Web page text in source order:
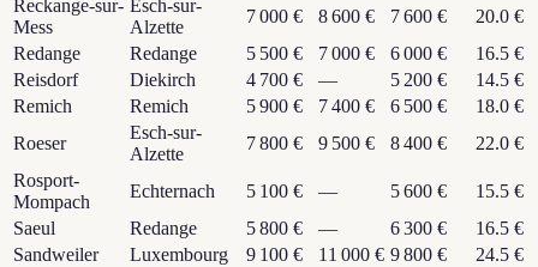
Reckange-sur-
Mess
Esch-sur-
Alzette
7 000 € 8 600 € 7 600 €
20.0 €
Redange
Redange 5 500 € 7 000 € 6 000 €
16.5 €
Reisdorf
Diekirch 4 700 € — 5 200 €
14.5 €
Remich
Remich 5 900 € 7 400 € 6 500 €
18.0 €
Roeser
Esch-sur-
Alzette
7 800 € 9 500 € 8 400 €
22.0 €
Rosport-
Mompach
Echternach 5 100 € — 5 600 €
15.5 €
Saeul
Redange 5 800 € — 6 300 €
16.5 €
Sandweiler
Luxembourg 9 100 € 11 000 € 9 800 €
24.5 €